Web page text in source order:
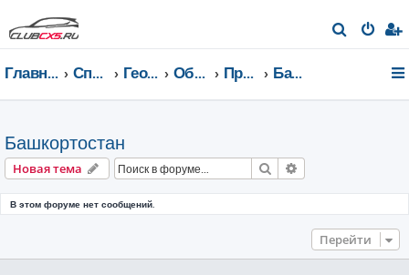
о
Главная страница Список форумов География Клуба CX-5 CLUB Общение по регионам Приволжский федеральный округ Башкортостан
Башкортостан
Новая тема Поиск
В этом форуме нет сообщений.
Перейти